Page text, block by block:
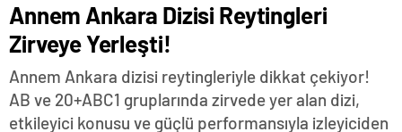
Annem Ankara Dizisi Reytingleri
Zirveye Yerleşti!
Annem Ankara dizisi reytingleriyle dikkat çekiyor!
AB ve 20+ABC1 gruplarında zirvede yer alan dizi,
etkileyici konusu ve güçlü performansıyla izleyiciden